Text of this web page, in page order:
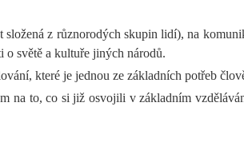
z různorodých skupin lidí), na
světě a kultuře jiných národů.
které je jednou ze základních potřeb
na to, co si již osvojili v základním